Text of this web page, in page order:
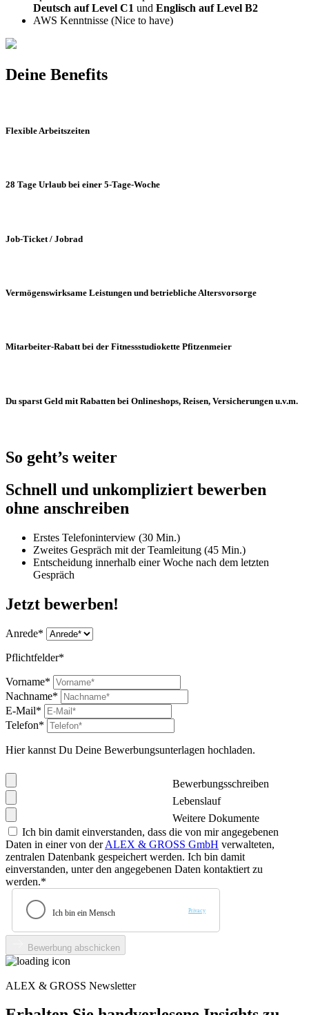
Deutsch auf Level C1 und Englisch auf Level B2
AWS Kenntnisse (Nice to have)
Deine Benefits
Flexible Arbeitszeiten
28 Tage Urlaub bei einer 5-Tage-Woche
Job-Ticket / Jobrad
Vermögenswirksame Leistungen und betriebliche Altersvorsorge
Mitarbeiter-Rabatt bei der Fitnessstudiokette Pfitzenmeier
Du sparst Geld mit Rabatten bei Onlineshops, Reisen, Versicherungen u.v.m.
So geht’s weiter
Schnell und unkompliziert bewerben
ohne anschreiben
Erstes Telefoninterview (30 Min.)
Zweites Gespräch mit der Teamleitung (45 Min.)
Entscheidung innerhalb einer Woche nach dem letzten
Gespräch
Jetzt bewerben!
Anrede*
Pflichtfelder*
Vorname*
Nachname*
E-Mail*
Telefon*
Hier kannst Du Deine Bewerbungsunterlagen hochladen.
Bewerbungsschreiben
Lebenslauf
Weitere Dokumente
Ich bin damit einverstanden, dass die von mir angegebenen
Daten in einer von derALEX & GROSS GmbH verwalteten,
zentralen Datenbank gespeichert werden. Ich bin damit
einverstanden, unter den angegebenen Daten kontaktiert zu
werden.*
Bewerbung abschicken
ALEX & GROSS Newsletter